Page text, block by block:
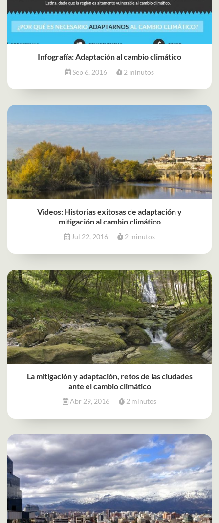
Infografía: Adaptación al cambio climático
Sep 6, 2016 2 minutos
Videos: Historias exitosas de adaptación y
mitigación al cambio climático
Jul 22, 2016 2 minutos
La mitigación y adaptación, retos de las ciudades
ante el cambio climático
Abr 29, 2016 2 minutos